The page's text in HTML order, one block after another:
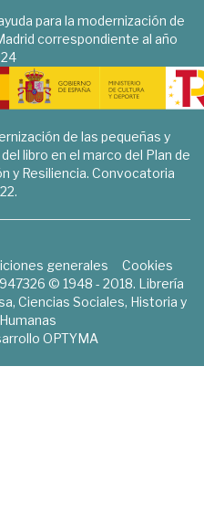
para la modernización de
correspondiente al año
de las pequeñas y
libro en el marco del Plan de
y Resiliencia. Convocatoria
generales
Cookies
© 1948 - 2018. Librería
Ciencias Sociales, Historia y
OPTYMA